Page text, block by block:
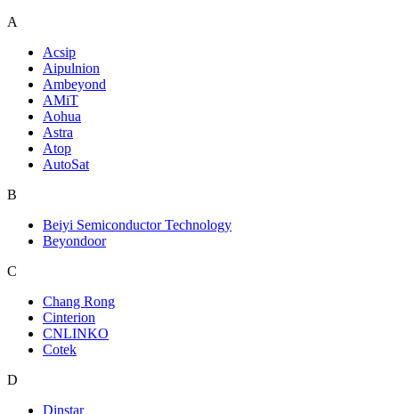
A
Acsip
Aipulnion
Ambeyond
AMiT
Aohua
Astra
Atop
AutoSat
B
Beiyi Semiconductor Technology
Beyondoor
C
Chang Rong
Cinterion
CNLINKO
Cotek
D
Dinstar